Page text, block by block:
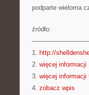
podparte wieloma
źródło:
1. http://
2. więcej informacji
3. więcej informacji
4. zobacz wpis